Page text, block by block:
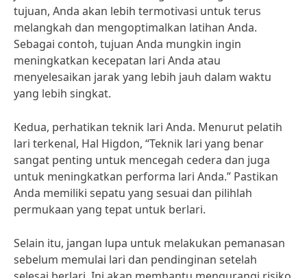
tujuan, Anda akan lebih termotivasi untuk terus
melangkah dan mengoptimalkan latihan Anda.
Sebagai contoh, tujuan Anda mungkin ingin
meningkatkan kecepatan lari Anda atau
menyelesaikan jarak yang lebih jauh dalam waktu
yang lebih singkat.
Kedua, perhatikan teknik lari Anda. Menurut pelatih
lari terkenal, Hal Higdon, “Teknik lari yang benar
sangat penting untuk mencegah cedera dan juga
untuk meningkatkan performa lari Anda.” Pastikan
Anda memiliki sepatu yang sesuai dan pilihlah
permukaan yang tepat untuk berlari.
Selain itu, jangan lupa untuk melakukan pemanasan
sebelum memulai lari dan pendinginan setelah